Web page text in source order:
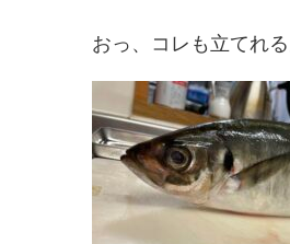
おっ、コレも立てれ